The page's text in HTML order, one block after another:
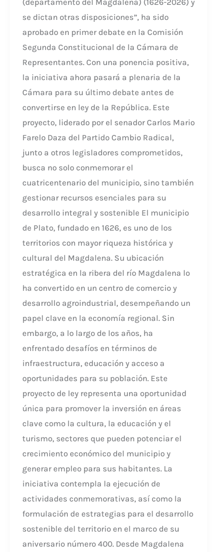
se dictan otras disposiciones”, ha sido
aprobado en primer debate en la Comisión
Segunda Constitucional de la Cámara de
Representantes. Con una ponencia positiva,
la iniciativa ahora pasará a plenaria de la
Cámara para su último debate antes de
convertirse en ley de la República. Este
proyecto, liderado por el senador Carlos Mario
Farelo Daza del Partido Cambio Radical,
junto a otros legisladores comprometidos,
busca no solo conmemorar el
cuatricentenario del municipio, sino también
gestionar recursos esenciales para su
desarrollo integral y sostenible El municipio
de Plato, fundado en 1626, es uno de los
territorios con mayor riqueza histórica y
cultural del Magdalena. Su ubicación
estratégica en la ribera del río Magdalena lo
ha convertido en un centro de comercio y
desarrollo agroindustrial, desempeñando un
papel clave en la economía regional. Sin
embargo, a lo largo de los años, ha
enfrentado desafíos en términos de
infraestructura, educación y acceso a
oportunidades para su población. Este
proyecto de ley representa una oportunidad
única para promover la inversión en áreas
clave como la cultura, la educación y el
turismo, sectores que pueden potenciar el
crecimiento económico del municipio y
generar empleo para sus habitantes. La
iniciativa contempla la ejecución de
actividades conmemorativas, así como la
formulación de estrategias para el desarrollo
sostenible del territorio en el marco de su
aniversario número 400. Desde Magdalena